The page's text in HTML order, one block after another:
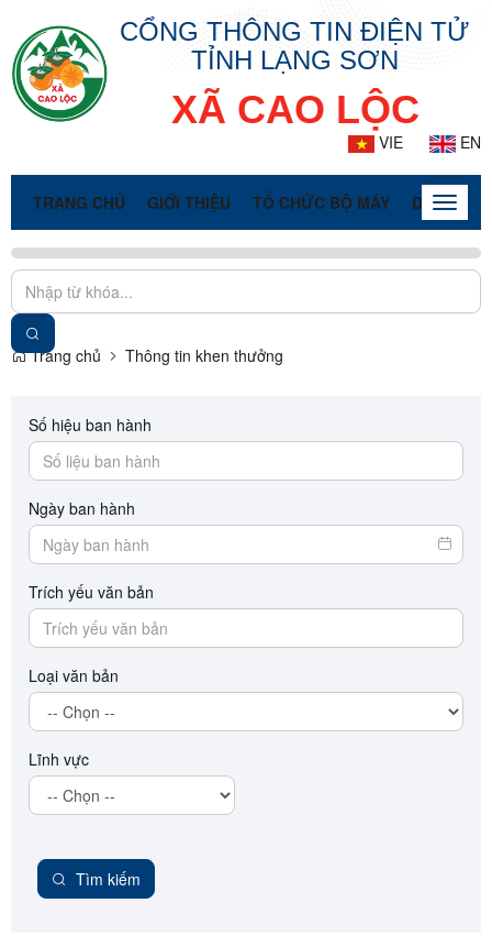
CỔNG THÔNG TIN ĐIỆN TỬ
TỈNH LẠNG SƠN
XÃ CAO LỘC
VIE EN
TRANG CHỦ GIỚI THIỆU TỔ CHỨC BỘ MÁY DOANH
Toggle
Trang chủ Thông tin khen thưởng
Số hiệu ban hành
Ngày ban hành
Trích yếu văn bản
Loại văn bản
Lĩnh vực
Tìm kiếm